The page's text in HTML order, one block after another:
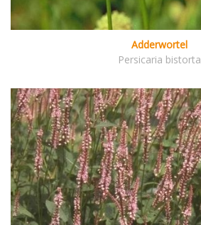
Adderwortel
Persicaria bistorta